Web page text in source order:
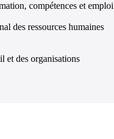
compétences et emploi
des ressources humaines
et des organisations